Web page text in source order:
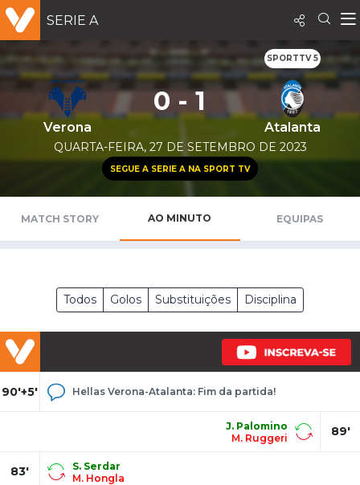
SERIE A
SPORTTV 5
Verona
0 - 1
Atalanta
QUARTA-FEIRA, 27 DE SETEMBRO DE 2023
SEGUE A SERIE A NA SPORT TV
MATCH STORY AO MINUTO EQUIPAS
Todos Golos Substituições Disciplina
90'+5' Hellas Verona-Atalanta: Fim da partida!
89'
J. Palomino
M. Ruggeri
83'
S. Serdar
M. Hongla